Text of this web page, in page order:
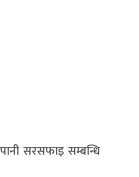
सरसफाइ सम्बन्धि